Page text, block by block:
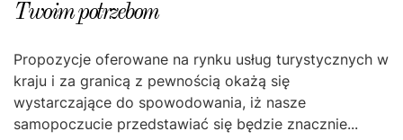
Twoim potrzebom
Propozycje oferowane na rynku usług turystycznych w
kraju i za granicą z pewnością okażą się
wystarczające do spowodowania, iż nasze
samopoczucie przedstawiać się będzie znacznie...